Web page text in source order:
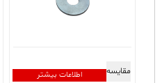
اطلاعات بیشتر مقایسه